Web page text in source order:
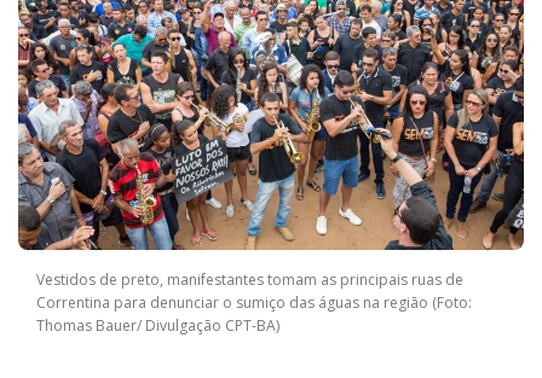
Vestidos de preto, manifestantes tomam as principais ruas de
Correntina para denunciar o sumiço das águas na região (Foto:
Thomas Bauer/ Divulgação CPT-BA)